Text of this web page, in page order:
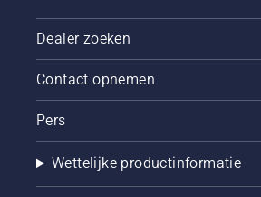
Dealer zoeken
Contact opnemen
Pers
Wettelijke productinformatie